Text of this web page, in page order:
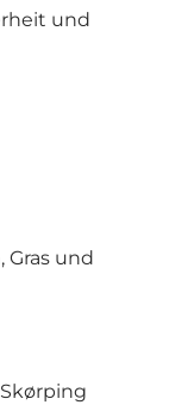
und
Gras und